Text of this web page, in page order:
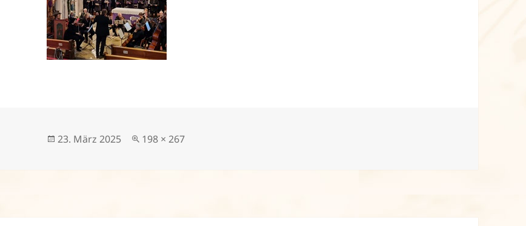
Veröffentlicht
23. März 2025
Volle
198 × 267